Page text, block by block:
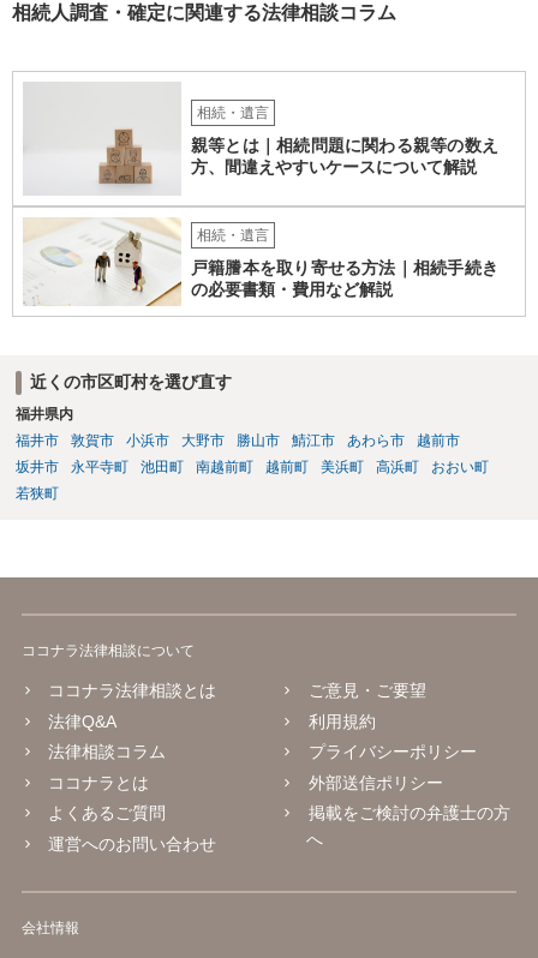
相続人調査・確定に関連する法律相談コラム
相続・遺言
親等とは｜相続問題に関わる親等の数え
方、間違えやすいケースについて解説
相続・遺言
戸籍謄本を取り寄せる方法｜相続手続き
の必要書類・費用など解説
近くの市区町村を選び直す
福井県内
福井市
敦賀市 小浜市 大野市 勝山市 鯖江市 あわら市
越前市
坂井市
永平寺町 池田町 南越前町 越前町 美浜町 高浜町
おおい町
若狭町
ココナラ法律相談について
ココナラ法律相談とは
法律Q&A
法律相談コラム
ココナラとは
よくあるご質問
運営へのお問い合わせ
ご意見・ご要望
利用規約
プライバシーポリシー
外部送信ポリシー
掲載をご検討の弁護士の方
へ
会社情報